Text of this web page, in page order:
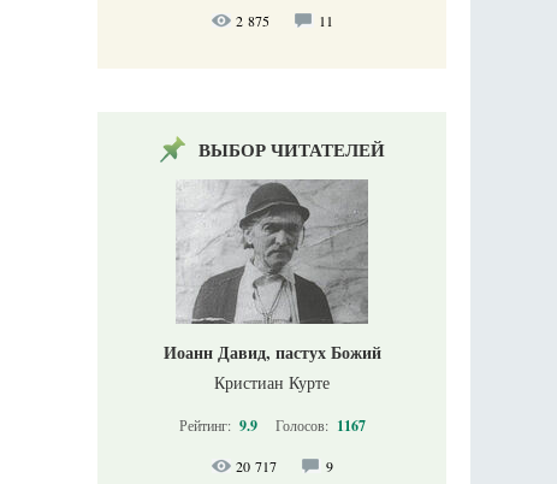
2 875 11
ВЫБОР ЧИТАТЕЛЕЙ
Иоанн Давид, пастух Божий
Кристиан Курте
Рейтинг: 9.9 Голосов: 1167
20 717 9